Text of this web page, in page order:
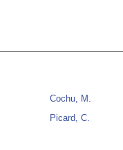
Cochu, M.
Picard, C.